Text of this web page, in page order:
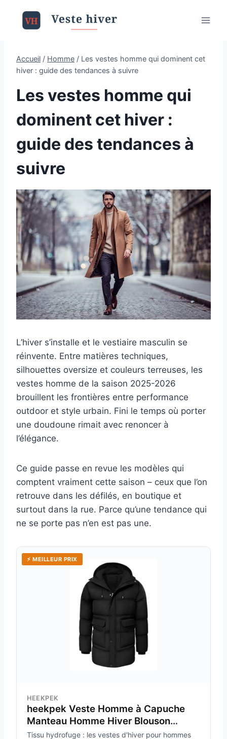
Accueil / Homme / Les vestes homme qui dominent cet
hiver : guide des tendances à suivre
Les vestes homme qui
dominent cet hiver :
guide des tendances à
suivre
L’hiver s’installe et le vestiaire masculin se
réinvente. Entre matières techniques,
silhouettes oversize et couleurs terreuses, les
vestes homme de la saison 2025-2026
brouillent les frontières entre performance
outdoor et style urbain. Fini le temps où porter
une doudoune rimait avec renoncer à
l’élégance.
Ce guide passe en revue les modèles qui
comptent vraiment cette saison – ceux que l’on
retrouve dans les défilés, en boutique et
surtout dans la rue. Parce qu’une tendance qui
ne se porte pas n’en est pas une.
⚡ MEILLEUR PRIX
HEEKPEK
heekpek Veste Homme à Capuche
Manteau Homme Hiver Blouson
Chaude Hydrofuge Longue Parka
Tissu hydrofuge : les vestes d'hiver pour hommes